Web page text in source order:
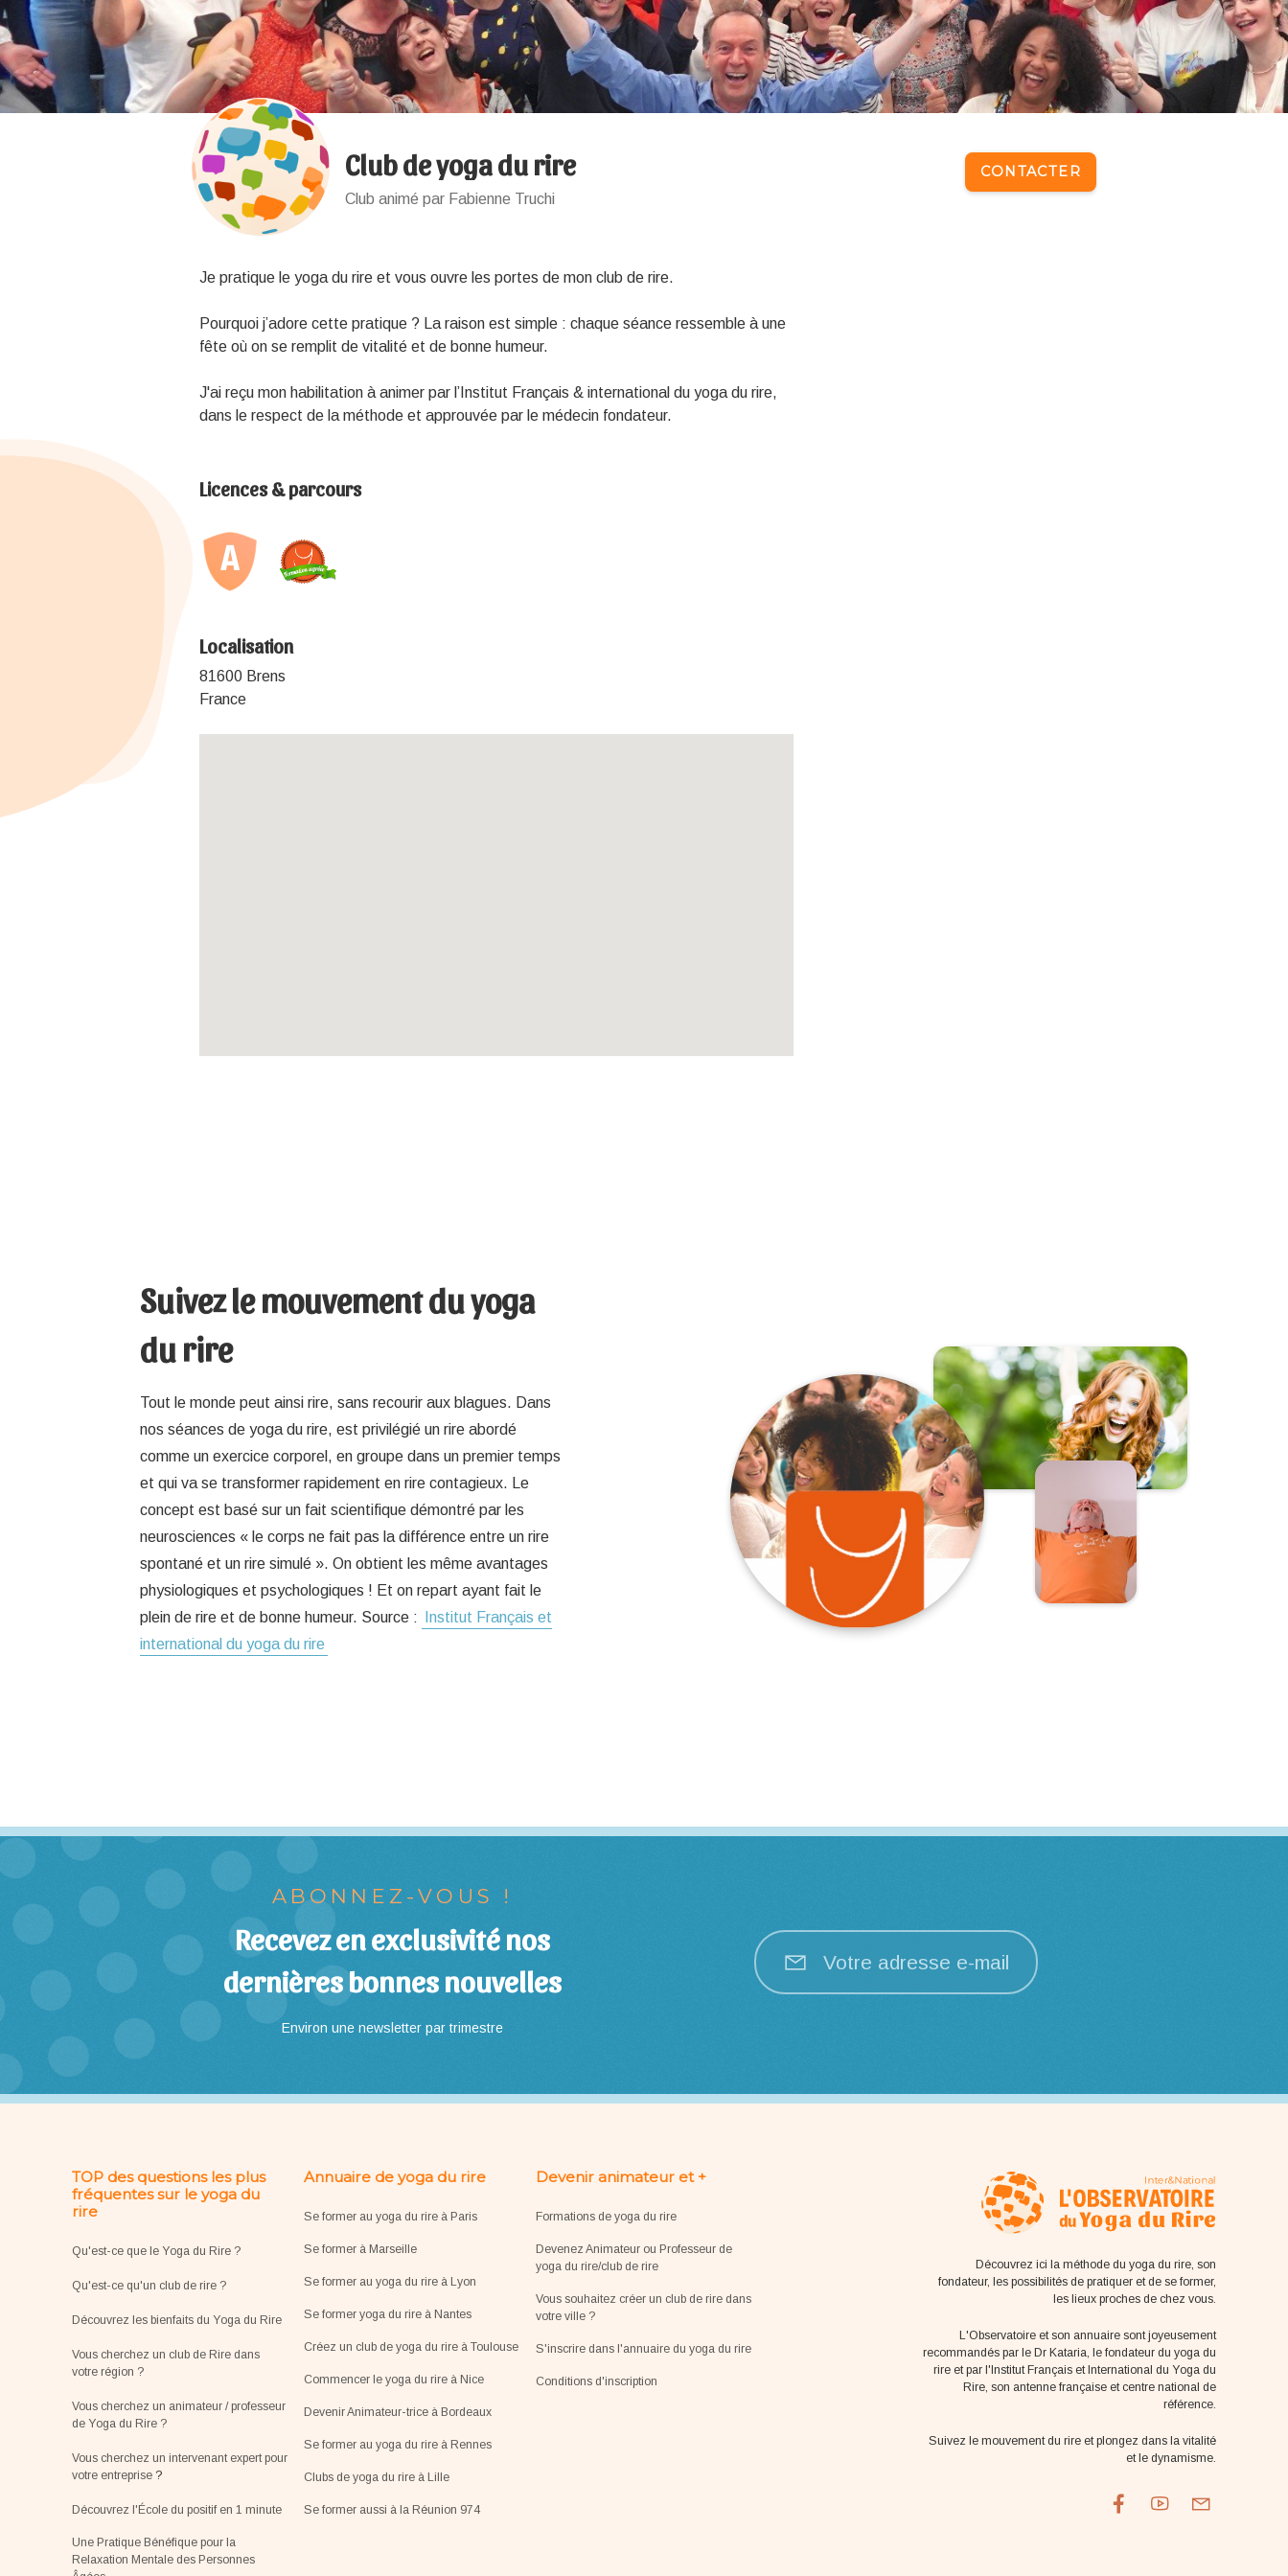
Club de yoga du rire
Club animé par Fabienne Truchi
CONTACTER
Je pratique le yoga du rire et vous ouvre les portes de mon club de rire.
Pourquoi j’adore cette pratique ? La raison est simple : chaque séance ressemble à une
fête où on se remplit de vitalité et de bonne humeur.
J'ai reçu mon habilitation à animer par l’Institut Français & international du yoga du rire,
dans le respect de la méthode et approuvée par le médecin fondateur.
Licences & parcours
Localisation
81600 Brens
France
Suivez le mouvement du yoga
du rire
Tout le monde peut ainsi rire, sans recourir aux blagues. Dans
nos séances de yoga du rire, est privilégié un rire abordé
comme un exercice corporel, en groupe dans un premier temps
et qui va se transformer rapidement en rire contagieux. Le
concept est basé sur un fait scientifique démontré par les
neurosciences « le corps ne fait pas la différence entre un rire
spontané et un rire simulé ». On obtient les même avantages
physiologiques et psychologiques ! Et on repart ayant fait le
plein de rire et de bonne humeur. Source :
Institut Français et
international du yoga du rire
ABONNEZ-VOUS !
Recevez en exclusivité nos
dernières bonnes nouvelles
Environ une newsletter par trimestre
Votre adresse e-mail
TOP des questions les plus
fréquentes sur le yoga du
rire
Qu'est-ce que le Yoga du Rire ?
Qu'est-ce qu'un club de rire ?
Découvrez les bienfaits du Yoga du Rire
Vous cherchez un club de Rire dans
votre région ?
Vous cherchez un animateur / professeur
de Yoga du Rire ?
Vous cherchez un intervenant expert pour
votre entreprise?
Découvrez l'École du positif en 1 minute
Une Pratique Bénéfique pour la
Relaxation Mentale des Personnes
Annuaire de yoga du rire
Se former au yoga du rire à Paris
Se former à Marseille
Se former au yoga du rire à Lyon
Se former yoga du rire à Nantes
Créez un club de yoga du rire à Toulouse
Commencer le yoga du rire à Nice
Devenir Animateur-trice à Bordeaux
Se former au yoga du rire à Rennes
Clubs de yoga du rire à Lille
Se former aussi à la Réunion 974
Devenir animateur et +
Formations de yoga du rire
Devenez Animateur ou Professeur de
yoga du rire/club de rire
Vous souhaitez créer un club de rire dans
votre ville ?
S'inscrire dans l'annuaire du yoga du rire
Conditions d'inscription
Découvrez ici la méthode du yoga du rire, son
fondateur, les possibilités de pratiquer et de se former,
les lieux proches de chez vous.
L'Observatoire et son annuaire sont joyeusement
recommandés par le Dr Kataria, le fondateur du yoga du
rire et par l'Institut Français et International du Yoga du
Rire, son antenne française et centre national de
référence.
Suivez le mouvement du rire et plongez dans la vitalité
et le dynamisme.